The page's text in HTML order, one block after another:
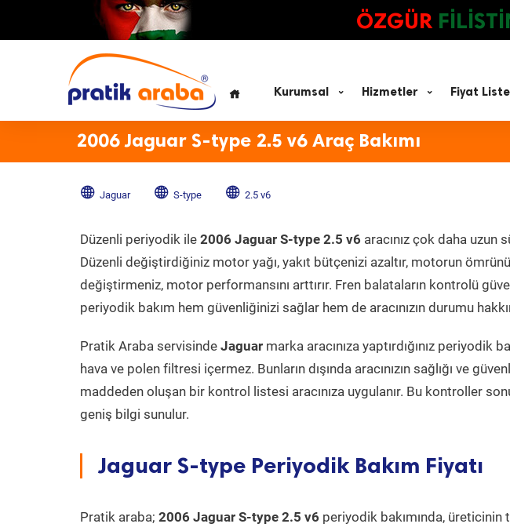
ÖZGÜR
Kurumsal Hizmetler Fiyat
2006 Jaguar S-type 2.5 v6 Araç Bakımı
Jaguar S-type 2.5 v6
Düzenli periyodik ile 2006 Jaguar S-type 2.5 v6 aracınız çok daha uzun
Düzenli değiştirdiğiniz motor yağı, yakıt bütçenizi azaltır, motorun
değiştirmeniz, motor performansını arttırır. Fren balataların kontrolü
periyodik bakım hem güvenliğinizi sağlar hem de aracınızın durumu
Pratik Araba servisinde Jaguar marka aracınıza yaptırdığınız
hava ve polen filtresi içermez. Bunların dışında aracınızın sağlığı ve
maddeden oluşan bir kontrol listesi aracınıza uygulanır. Bu kontroller
geniş bilgi sunulur.
Jaguar S-type Periyodik Bakım Fiyatı
Pratik araba; 2006 Jaguar S-type 2.5 v6 periyodik bakımında,